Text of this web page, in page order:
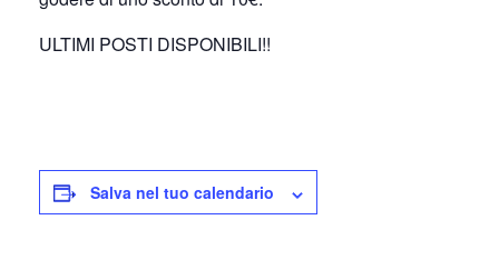
ULTIMI POSTI DISPONIBILI!!
Salva nel tuo calendario